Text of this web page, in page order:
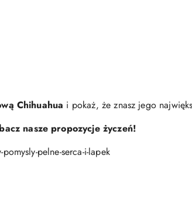
Chihuahua i pokaż, że znasz jego
nasze propozycje życzeń!
pelne-serca-i-lapek